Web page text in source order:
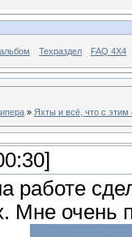
Техраздел FAQ 4X4
» Яхты и всё, что с этим
работе
Мне очень